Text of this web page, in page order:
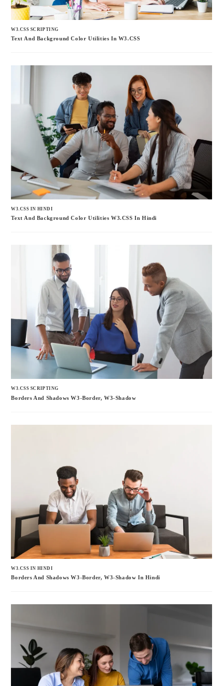
W3.CSS SCRIPTING
Text And Background Color Utilities In W3.CSS
W3.CSS IN HINDI
Text And Background Color Utilities W3.CSS In Hindi
W3.CSS SCRIPTING
Borders And Shadows W3-Border, W3-Shadow
W3.CSS IN HINDI
Borders And Shadows W3-Border, W3-Shadow In Hindi